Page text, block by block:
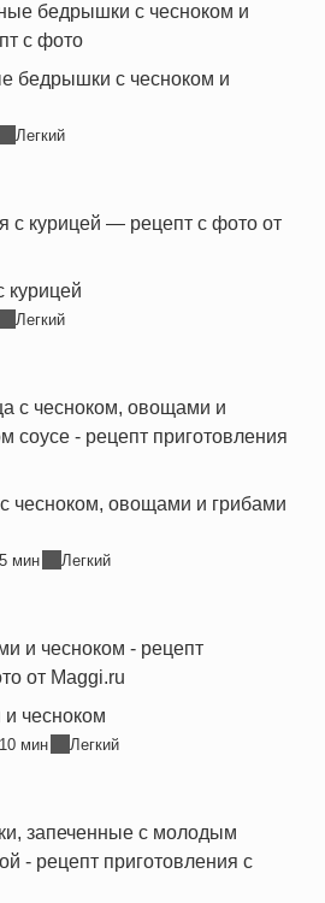
бедрышки с чесноком и
Легкий
курицей
Легкий
чесноком, овощами и грибами
мин Легкий
чесноком
мин Легкий